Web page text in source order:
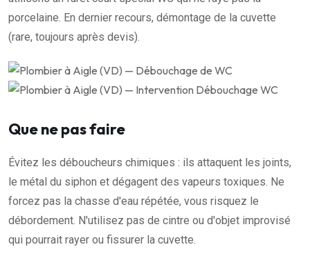
porcelaine. En dernier recours, démontage de la cuvette
(rare, toujours après devis).
Que ne pas faire
Évitez les déboucheurs chimiques : ils attaquent les joints,
le métal du siphon et dégagent des vapeurs toxiques. Ne
forcez pas la chasse d'eau répétée, vous risquez le
débordement. N'utilisez pas de cintre ou d'objet improvisé
qui pourrait rayer ou fissurer la cuvette.